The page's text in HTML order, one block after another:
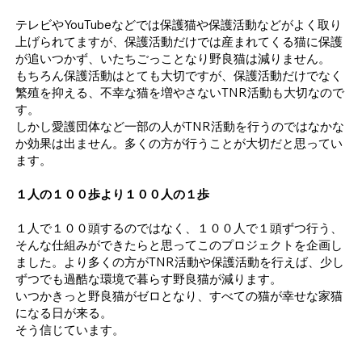
テレビやYouTubeなどでは保護猫や保護活動などがよく取り
上げられてますが、保護活動だけでは産まれてくる猫に保護
が追いつかず、いたちごっことなり野良猫は減りません。
もちろん保護活動はとても大切ですが、保護活動だけでなく
繁殖を抑える、不幸な猫を増やさないTNR活動も大切なので
す。
しかし愛護団体など一部の人がTNR活動を行うのではなかな
か効果は出ません。多くの方が行うことが大切だと思ってい
ます。
１人の１００歩より１００人の１歩
１人で１００頭するのではなく、１００人で１頭ずつ行う、
そんな仕組みができたらと思ってこのプロジェクトを企画し
ました。より多くの方がTNR活動や保護活動を行えば、少し
ずつでも過酷な環境で暮らす野良猫が減ります。
いつかきっと野良猫がゼロとなり、すべての猫が幸せな家猫
になる日が来る。
そう信じています。